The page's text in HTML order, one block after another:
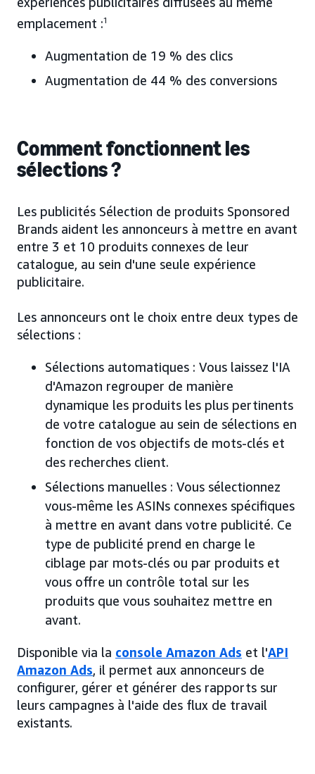
emplacement :1
Augmentation de 19 % des clics
Augmentation de 44 % des conversions
Comment fonctionnent les
sélections ?
Les publicités Sélection de produits Sponsored
Brands aident les annonceurs à mettre en avant
entre 3 et 10 produits connexes de leur
catalogue, au sein d'une seule expérience
publicitaire.
Les annonceurs ont le choix entre deux types de
sélections :
Sélections automatiques : Vous laissez l'IA
d'Amazon regrouper de manière
dynamique les produits les plus pertinents
de votre catalogue au sein de sélections en
fonction de vos objectifs de mots-clés et
des recherches client.
Sélections manuelles : Vous sélectionnez
vous-même les ASINs connexes spécifiques
à mettre en avant dans votre publicité. Ce
type de publicité prend en charge le
ciblage par mots-clés ou par produits et
vous offre un contrôle total sur les
produits que vous souhaitez mettre en
avant.
Disponible via la console Amazon Ads et l'API
Amazon Ads, il permet aux annonceurs de
configurer, gérer et générer des rapports sur
leurs campagnes à l'aide des flux de travail
existants.